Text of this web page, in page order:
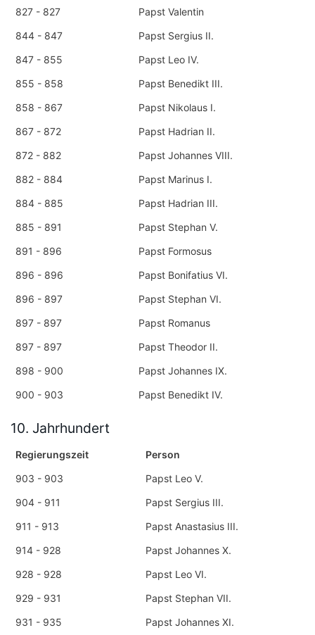
827 - 827
Papst Valentin
844 - 847
Papst Sergius II.
847 - 855
Papst Leo IV.
855 - 858
Papst Benedikt III.
858 - 867
Papst Nikolaus I.
867 - 872
Papst Hadrian II.
872 - 882
Papst Johannes VIII.
882 - 884
Papst Marinus I.
884 - 885
Papst Hadrian III.
885 - 891
Papst Stephan V.
891 - 896
Papst Formosus
896 - 896
Papst Bonifatius VI.
896 - 897
Papst Stephan VI.
897 - 897
Papst Romanus
897 - 897
Papst Theodor II.
898 - 900
Papst Johannes IX.
900 - 903
Papst Benedikt IV.
10. Jahrhundert
Regierungszeit
Person
903 - 903
Papst Leo V.
904 - 911
Papst Sergius III.
911 - 913
Papst Anastasius III.
914 - 928
Papst Johannes X.
928 - 928
Papst Leo VI.
929 - 931
Papst Stephan VII.
931 - 935
Papst Johannes XI.